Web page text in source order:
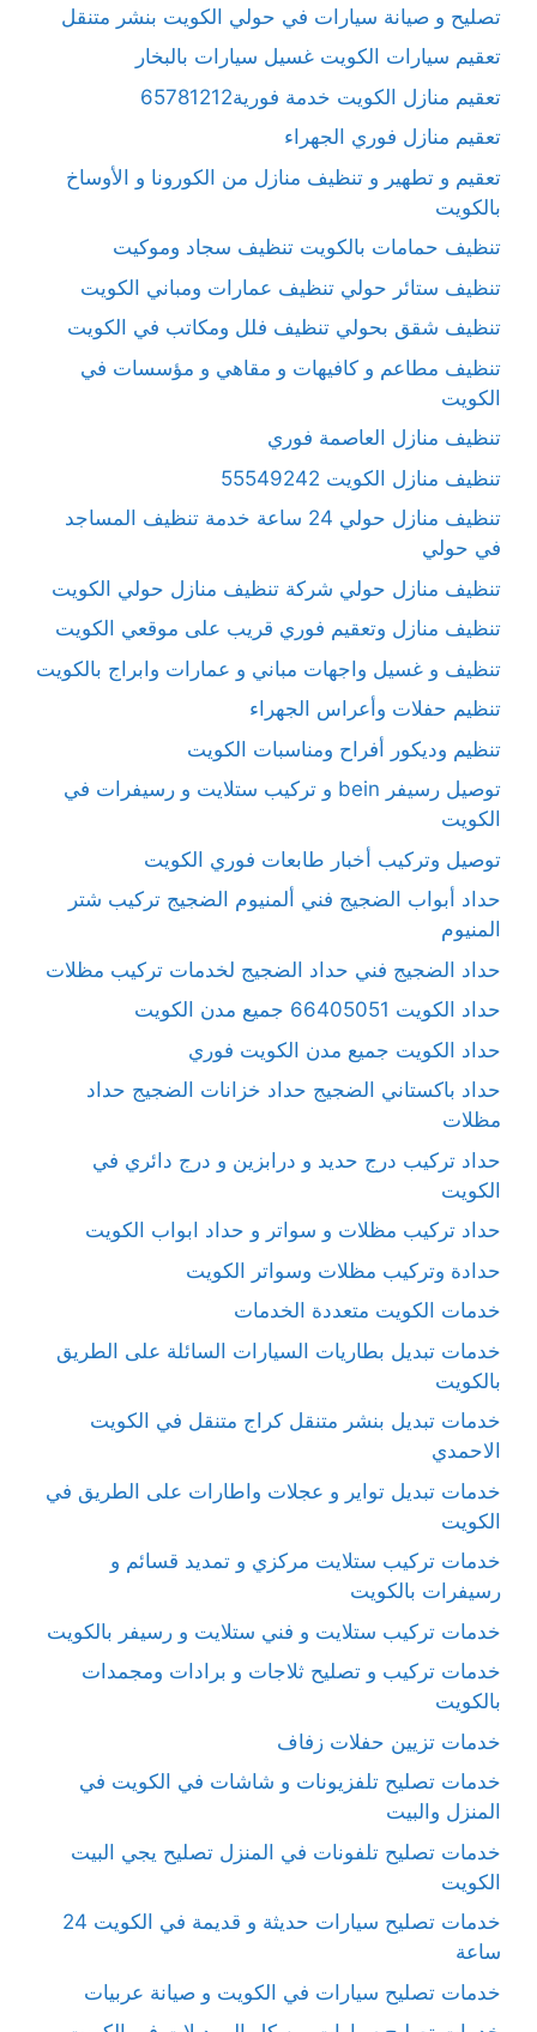
تصليح و صيانة سيارات في حولي الكويت بنشر متنقل
تعقيم سيارات الكويت غسيل سيارات بالبخار
تعقيم منازل الكويت خدمة فورية65781212
تعقيم منازل فوري الجهراء
تعقيم و تطهير و تنظيف منازل من الكورونا و الأوساخ
بالكويت
تنظيف حمامات بالكويت تنظيف سجاد وموكيت
تنظيف ستائر حولي تنظيف عمارات ومباني الكويت
تنظيف شقق بحولي تنظيف فلل ومكاتب في الكويت
تنظيف مطاعم و كافيهات و مقاهي و مؤسسات في
الكويت
تنظيف منازل العاصمة فوري
تنظيف منازل الكويت 55549242
تنظيف منازل حولي 24 ساعة خدمة تنظيف المساجد
في حولي
تنظيف منازل حولي شركة تنظيف منازل حولي الكويت
تنظيف منازل وتعقيم فوري قريب على موقعي الكويت
تنظيف و غسيل واجهات مباني و عمارات وابراج بالكويت
تنظيم حفلات وأعراس الجهراء
تنظيم وديكور أفراح ومناسبات الكويت
توصيل رسيفر bein و تركيب ستلايت و رسيفرات في
الكويت
توصيل وتركيب أخبار طابعات فوري الكويت
حداد أبواب الضجيج فني ألمنيوم الضجيج تركيب شتر
المنيوم
حداد الضجيج فني حداد الضجيج لخدمات تركيب مظلات
حداد الكويت 66405051 جميع مدن الكويت
حداد الكويت جميع مدن الكويت فوري
حداد باكستاني الضجيج حداد خزانات الضجيج حداد
مظلات
حداد تركيب درج حديد و درابزين و درج دائري في
الكويت
حداد تركيب مظلات و سواتر و حداد ابواب الكويت
حدادة وتركيب مظلات وسواتر الكويت
خدمات الكويت متعددة الخدمات
خدمات تبديل بطاريات السيارات السائلة على الطريق
بالكويت
خدمات تبديل بنشر متنقل كراج متنقل في الكويت
الاحمدي
خدمات تبديل تواير و عجلات واطارات على الطريق في
الكويت
خدمات تركيب ستلايت مركزي و تمديد قسائم و
رسيفرات بالكويت
خدمات تركيب ستلايت و فني ستلايت و رسيفر بالكويت
خدمات تركيب و تصليح ثلاجات و برادات ومجمدات
بالكويت
خدمات تزيين حفلات زفاف
خدمات تصليح تلفزيونات و شاشات في الكويت في
المنزل والبيت
خدمات تصليح تلفونات في المنزل تصليح يجي البيت
الكويت
خدمات تصليح سيارات حديثة و قديمة في الكويت 24
ساعة
خدمات تصليح سيارات في الكويت و صيانة عربيات